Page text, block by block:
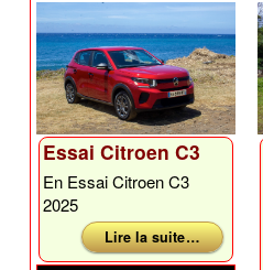
Essai Citroen C3
En Essai Citroen C3
2025
Lire la suite …